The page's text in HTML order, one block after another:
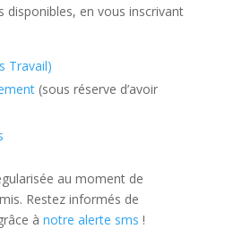
disponibles, en vous inscrivant
Travail)
(sous réserve d’avoir
au moment de
Restez informés de
à notre alerte sms !